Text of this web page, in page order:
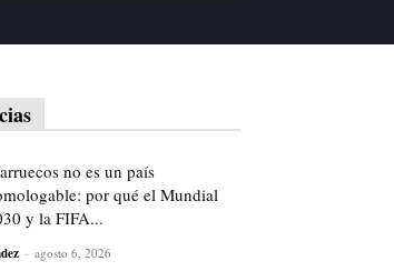
no es un país
por qué el Mundial
y la FIFA...
- agosto 6, 2026